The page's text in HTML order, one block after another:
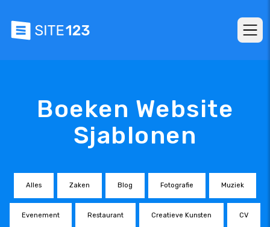
Boeken Website
Sjablonen
Alles Zaken Blog Fotografie Muziek
Evenement Restaurant Creatieve Kunsten CV